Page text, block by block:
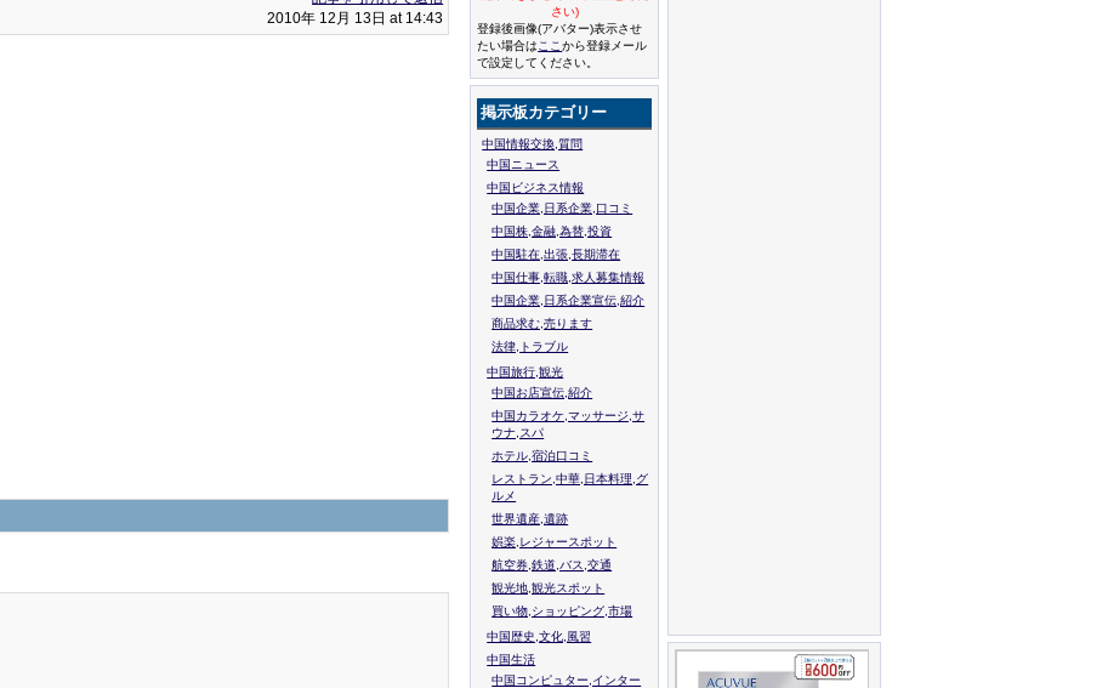
2010年 12月 13日 at 14:43
さい)
登録後画像(アバター)表示させ
たい場合は ここから登録メール
で設定してください。
掲示板カテゴリー
中国情報交換,質問
中国ニュース
中国ビジネス情報
中国企業,日系企業,口コミ
中国株,金融,為替,投資
中国駐在,出張,長期滞在
中国仕事,転職,求人募集情報
中国企業,日系企業宣伝,紹介
商品求む,売ります
法律,トラブル
中国旅行,観光
中国お店宣伝,紹介
中国カラオケ,マッサージ,サ
ウナ,スパ
ホテル,宿泊口コミ
レストラン,中華,日本料理,グ
ルメ
世界遺産,遺跡
娯楽,レジャースポット
航空券,鉄道,バス,交通
観光地,観光スポット
買い物,ショッピング,市場
中国歴史,文化,風習
中国生活
中国コンピュター,インター